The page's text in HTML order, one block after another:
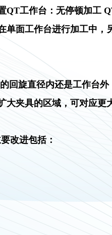
QT工作台：无停顿加工
单面工作台进行加工中
回旋直径内还是工作台
夹具的区域，可对应更
改进包括：